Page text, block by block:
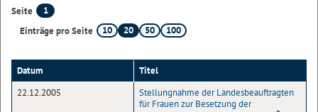
Seite
1
Einträge pro Seite
10 20 50 100
Datum
Titel
22.12.2005
Stellungnahme der Landesbeauftragten
für Frauen zur Besetzung der